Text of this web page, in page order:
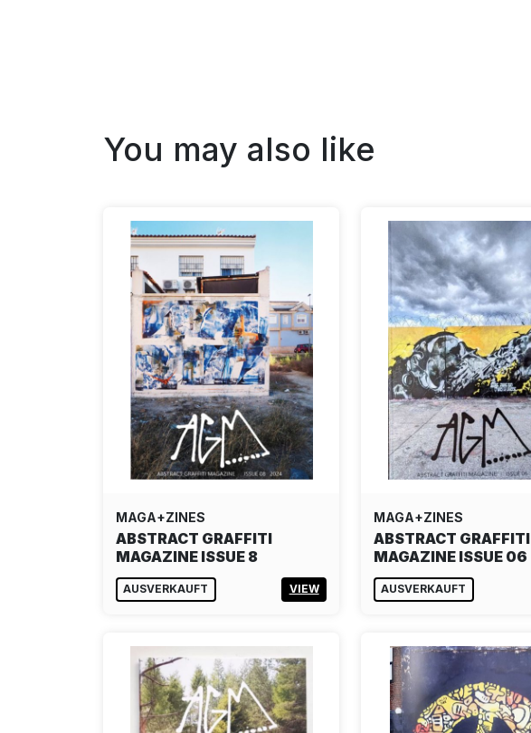
You may also like
MAGA+ZINES
ABSTRACT GRAFFITI
MAGAZINE ISSUE 8
AUSVERKAUFT VIEW
MAGA+ZINES
ABSTRACT GRAFFITI
MAGAZINE ISSUE 06
AUSVERKAUFT